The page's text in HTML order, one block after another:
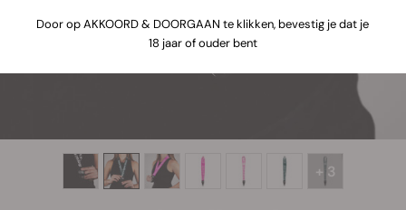
+ 3
Door op AKKOORD & DOORGAAN te klikken, bevestig je dat je
18 jaar of ouder bent